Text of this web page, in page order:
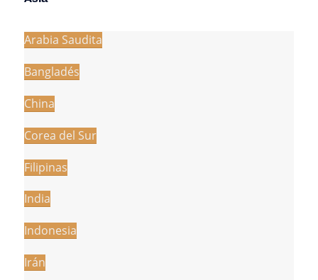
Arabia Saudita
Bangladés
China
Corea del Sur
Filipinas
India
Indonesia
Irán